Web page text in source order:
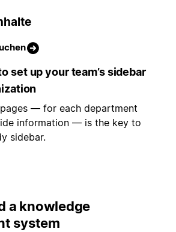
set up your team’s sidebar
— for each department
information — is the key to
sidebar.
a knowledge
system